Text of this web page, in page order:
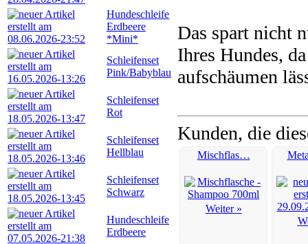
Hundeschleife
Erdbeere
*Mini*
Schleifenset
Pink/Babyblau
Schleifenset
Rot
Schleifenset
Hellblau
Schleifenset
Schwarz
Hundeschleife
Erdbeere
Das spart nicht
Ihres Hundes,
aufschäumen
Kunden, die
Mischflas…
Weiter »